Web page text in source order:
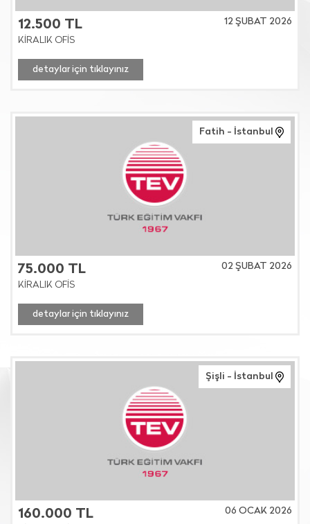
12.500 TL
12 ŞUBAT 2026
KİRALIK OFİS
detaylar için tıklayınız
Fatih - İstanbul
75.000 TL
02 ŞUBAT 2026
KİRALIK OFİS
detaylar için tıklayınız
Şişli - İstanbul
160.000 TL
06 OCAK 2026